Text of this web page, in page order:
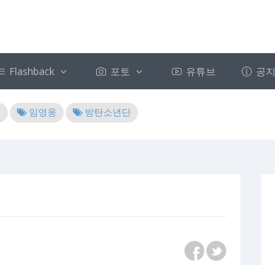
Flashback 포토 유튜브 공지
임영웅 방탄소년단